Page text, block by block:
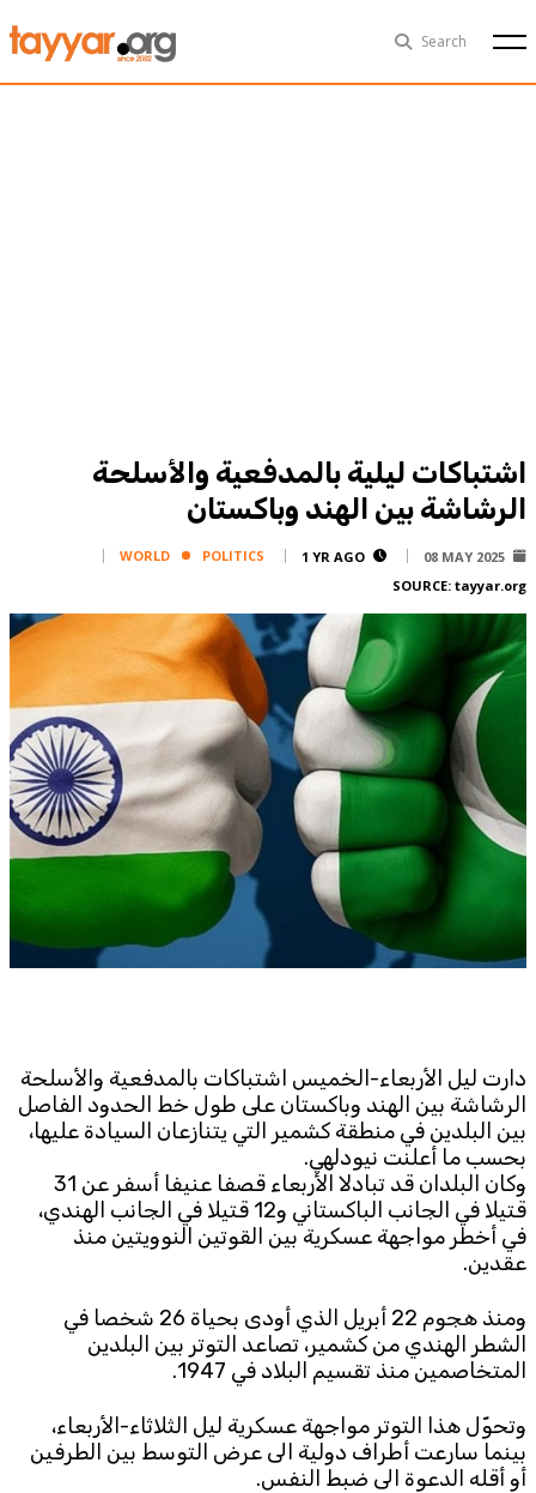
Search
Sat, Aug 8th 29°C
Corporate
Contact
Services
Horoscope
Polls
Jobs
Writers
Privacy Policy
Terms Of Use
Subscribe to the newsletter
TTV
TTV Plus
Download the app
اشتباكات ليلية بالمدفعية والأسلحة
الرشاشة بين الهند وباكستان
08 MAY 2025
1 YR AGO
WORLD
POLITICS
SOURCE: tayyar.org
دارت ليل الأربعاء-الخميس اشتباكات بالمدفعية والأسلحة
الرشاشة بين الهند وباكستان على طول خط الحدود الفاصل
بين البلدين في منطقة كشمير التي يتنازعان السيادة عليها،
بحسب ما أعلنت نيودلهي.
وكان البلدان قد تبادلا الأربعاء قصفا عنيفا أسفر عن 31
قتيلا في الجانب الباكستاني و12 قتيلا في الجانب الهندي،
في أخطر مواجهة عسكرية بين القوتين النوويتين منذ
عقدين.
ومنذ هجوم 22 أبريل الذي أودى بحياة 26 شخصا في
الشطر الهندي من كشمير، تصاعد التوتر بين البلدين
المتخاصمين منذ تقسيم البلاد في 1947.
وتحوّل هذا التوتر مواجهة عسكرية ليل الثلاثاء-الأربعاء،
بينما سارعت أطراف دولية الى عرض التوسط بين الطرفين
أو أقله الدعوة الى ضبط النفس.